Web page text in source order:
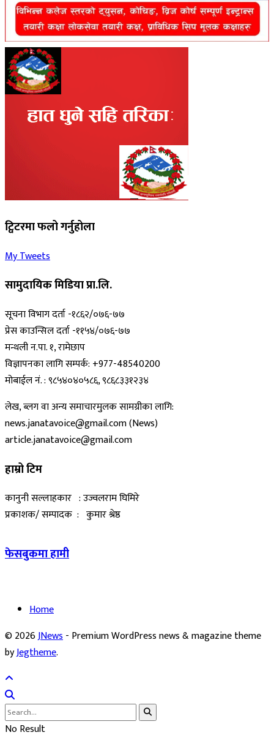
ट्विटरमा फलो गर्नुहोला
My Tweets
सामुदायिक मिडिया प्रा.लि.
सूचना विभाग दर्ता -१८६२/०७६-७७
प्रेस काउन्सिल दर्ता -११५४/०७६-७७
मन्थली न.पा. १, रामेछाप
विज्ञापनका लागि सम्पर्क: +977-48540200
मोबाईल नं. : ९८५४०४०५८६, ९८६८३३१२३४
लेख, ब्लग वा अन्य समाचारमुलक सामग्रीका लागि:
news.janatavoice@gmail.com (News)
article.janatavoice@gmail.com
हाम्रो टिम
कानुनी सल्लाहकार : उज्वलराम घिमिरे
प्रकाशक/ सम्पादक : कुमार श्रेष्ठ
फेसबुकमा हामी
Home
© 2026JNews- Premium WordPress news & magazine theme
byJegtheme.
No Result